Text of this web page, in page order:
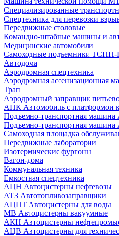
Специализированные
Спецтехника для перевозки
Передвижные столовые
Командно-штабные машины и
Медицинские автомобили
Самоходные подъемники
Автодома
Аэродромная спецтехника
Аэродромная ассенизационная
Трап
Аэродромный заправщик
АПК Автомобиль с платформой
Подъемно-транспортная машина
Подъемно-транспортная машина
Самоходная площадка
Передвижные лаборатории
Изотермические фургоны
Вагон-дома
Коммунальная техника
Емкостная спецтехника
АЦН Автоцистерны нефтевозы
АТЗ Автотопливозаправщики
АЦПТ Автоцистерны для воды
МВ Автоцистерны вакуумные
АКН Автоцистерны
АЦВ Автоцистерны для